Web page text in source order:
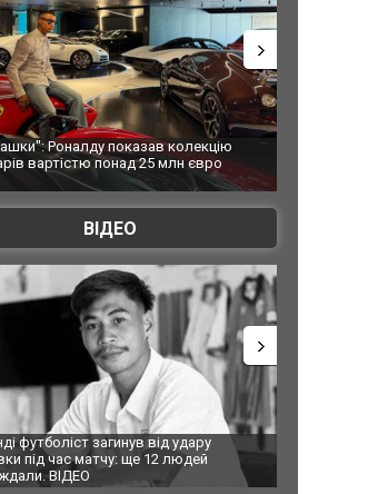
Huawei виходить на ринок позашляховиків з
моделлю Stelato G9. ФОТО
ВІДЕО
Топпосадовцю Повітряних Сил вручили нову
підозру